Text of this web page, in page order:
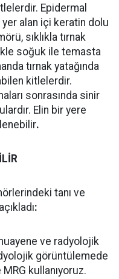
Epidermal
alan içi keratin dolu
sıklıkla tırnak
soğuk ile temasta
tırnak yatağında
kitlelerdir.
sonrasında sinir
Elin bir yere
.
tanı ve
:
ve radyolojik
görüntülemede
kullanıyoruz.